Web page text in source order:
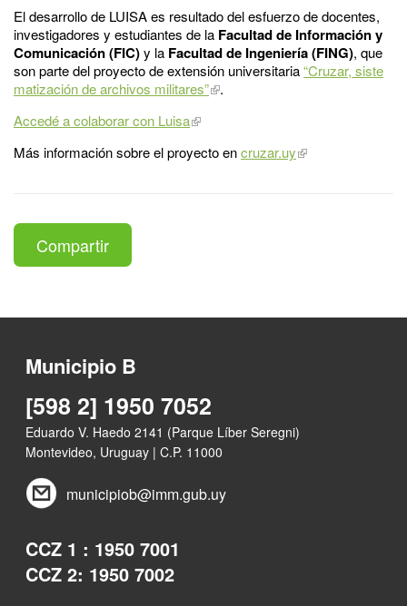
El desarrollo de LUISA es resultado del esfuerzo de docentes,
investigadores y estudiantes de la Facultad de Información y
Comunicación (FIC)y la Facultad de Ingeniería (FING), que
son parte del proyecto de extensión universitaria“Cruzar, siste
matización de archivos militares”
.
Accedé a colaborar con Luisa
Más información sobre el proyecto encruzar.uy
Compartir
Municipio B
[598 2] 1950 7052
Eduardo V. Haedo 2141 (Parque Líber Seregni)
Montevideo, Uruguay | C.P. 11000
municipiob@imm.gub.uy
CCZ 1 : 1950 7001
CCZ 2: 1950 7002